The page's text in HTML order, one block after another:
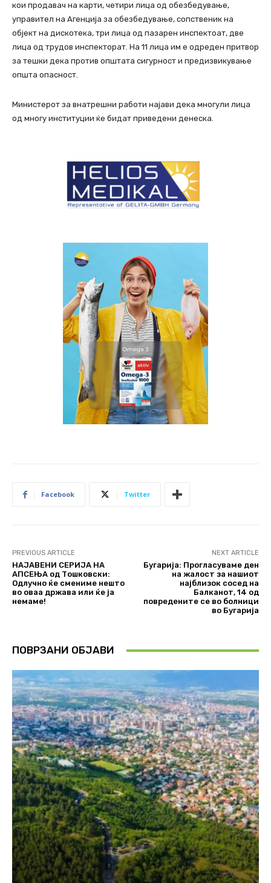
кои продавач на карти, четири лица од обезбедување,
управител на Агенција за обезбедување, сопственик на
објект на дискотека, три лица од пазарен инспектоат, две
лица од трудов инспекторат. На 11 лица им е одреден притвор
за тешки дека против општата сигурност и предизвикување
општа опасност.
Министерот за внатрешни работи најави дека многули лица
од многу институции ќе бидат приведени денеска.
Facebook Twitter
PREVIOUS ARTICLE
НАЈАВЕНИ СЕРИЈА НА
АПСЕЊА од Тошковски:
Одлучно ќе смениме нешто
во оваа држава или ќе ја
немаме!
NEXT ARTICLE
Бугарија: Прогласуваме ден
на жалост за нашиот
најблизок сосед на
Балканот, 14 од
повредените се во болници
во Бугарија
ПОВРЗАНИ ОБЈАВИ